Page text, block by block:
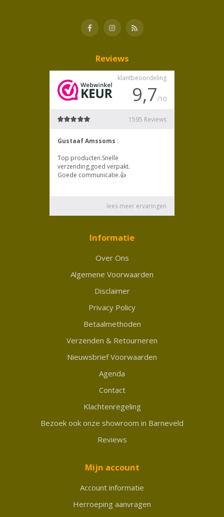
Reviews
Informatie
Over Ons
Algemene Voorwaarden
Disclaimer
Privacy Policy
Betaalmethoden
Verzenden & Retourneren
Nieuwsbrief Voorwaarden
Agenda
Contact
Klachtenregeling
Bezoek ook onze showroom in Barneveld
Reviews
Mijn account
Account informatie
Herroeping aanvragen